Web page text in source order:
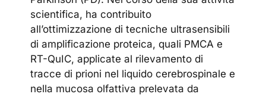
scientifica, ha contribuito
all’ottimizzazione di tecniche ultrasensibili
di amplificazione proteica, quali PMCA e
RT-QuIC, applicate al rilevamento di
tracce di prioni nel liquido cerebrospinale e
nella mucosa olfattiva prelevata da